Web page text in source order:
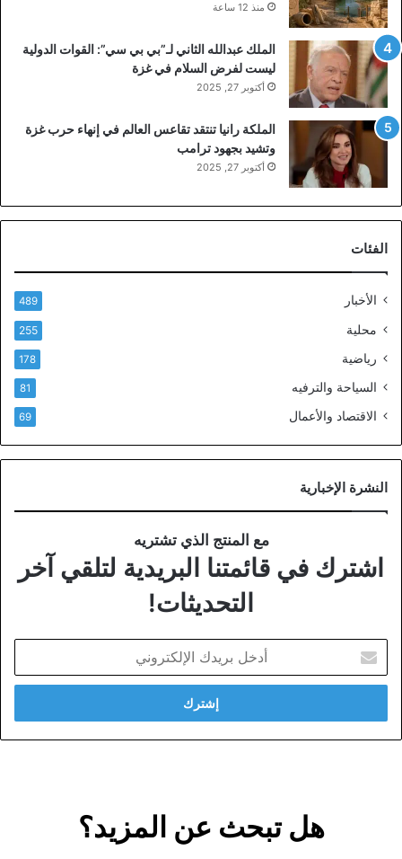
منذ 12 ساعة
الملك عبدالله الثاني لـ”بي بي سي”: القوات الدولية
ليست لفرض السلام في غزة
أكتوبر 27, 2025
الملكة رانيا تنتقد تقاعس العالم في إنهاء حرب غزة
وتشيد بجهود ترامب
أكتوبر 27, 2025
الفئات
الأخبار 489
محلية 255
رياضية 178
السياحة والترفيه 81
الاقتصاد والأعمال 69
النشرة الإخبارية
مع المنتج الذي تشتريه
اشترك في قائمتنا البريدية لتلقي آخر
التحديثات!
بريدك
الإلكتروني
هل تبحث عن المزيد؟